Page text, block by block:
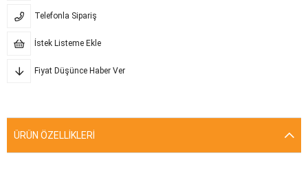
Telefonla Sipariş
İstek Listeme Ekle
Fiyat Düşünce Haber Ver
ÜRÜN ÖZELLIKLERI